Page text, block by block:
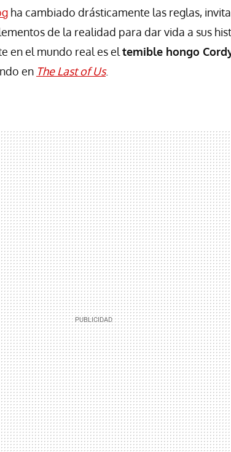
ha cambiado drásticamente las reglas,
de la realidad para dar vida a sus
en el mundo real es el temible hongo
en The Last of Us.